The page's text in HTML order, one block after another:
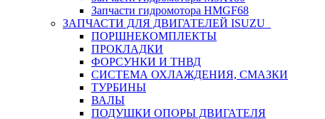
Запчасти гидромотора HMGF68
ЗАПЧАСТИ ДЛЯ ДВИГАТЕЛЕЙ ISUZU
ПОРШНЕКОМПЛЕКТЫ
ПРОКЛАДКИ
ФОРСУНКИ И ТНВД
СИСТЕМА ОХЛАЖДЕНИЯ, СМАЗКИ
ТУРБИНЫ
ВАЛЫ
ПОДУШКИ ОПОРЫ ДВИГАТЕЛЯ